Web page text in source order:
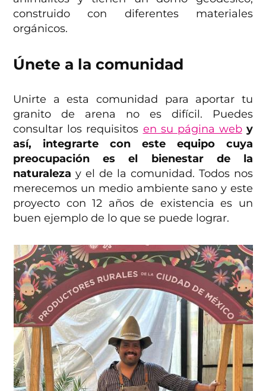
construido con diferentes materiales
orgánicos.
Únete a la comunidad
Unirte a esta comunidad para aportar tu
granito de arena no es difícil. Puedes
consultar los requisitos en su página web y
así, integrarte con este equipo cuya
preocupación es el bienestar de la
naturaleza y el de la comunidad. Todos nos
merecemos un medio ambiente sano y este
proyecto con 12 años de existencia es un
buen ejemplo de lo que se puede lograr.